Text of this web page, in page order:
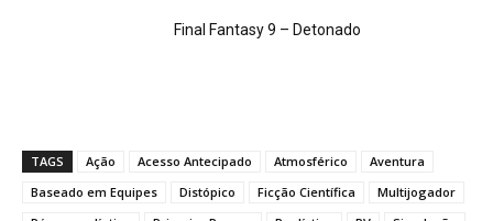
Final Fantasy 9 – Detonado
TAGS Ação Acesso Antecipado Atmosférico
Aventura
Baseado em Equipes
Distópico Ficção Científica
Multijogador